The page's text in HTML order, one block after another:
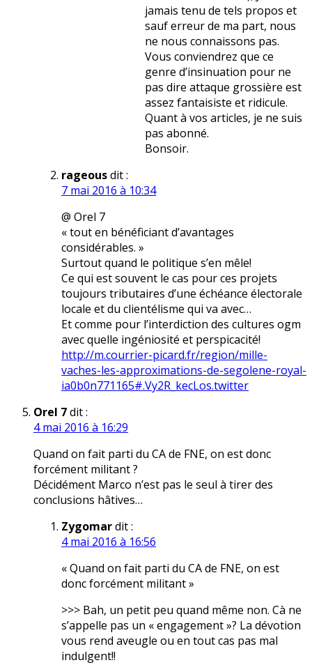
jamais tenu de tels propos et
sauf erreur de ma part, nous
ne nous connaissons pas.
Vous conviendrez que ce
genre d’insinuation pour ne
pas dire attaque grossière est
assez fantaisiste et ridicule.
Quant à vos articles, je ne suis
pas abonné.
Bonsoir.
rageousdit :
7 mai 2016 à 10:34
@ Orel 7
« tout en bénéficiant d’avantages
considérables. »
Surtout quand le politique s’en mêle!
Ce qui est souvent le cas pour ces projets
toujours tributaires d’une échéance électorale
locale et du clientélisme qui va avec…
Et comme pour l’interdiction des cultures ogm
avec quelle ingéniosité et perspicacité!
http://m.courrier-picard.fr/region/mille-
vaches-les-approximations-de-segolene-royal-
ia0b0n771165#.Vy2R_kecLos.twitter
Orel 7dit :
4 mai 2016 à 16:29
Quand on fait parti du CA de FNE, on est donc
forcément militant ?
Décidément Marco n’est pas le seul à tirer des
conclusions hâtives…
Zygomardit :
4 mai 2016 à 16:56
« Quand on fait parti du CA de FNE, on est
donc forcément militant »
>>> Bah, un petit peu quand même non. Cà ne
s’appelle pas un « engagement »? La dévotion
vous rend aveugle ou en tout cas pas mal
indulgent!!